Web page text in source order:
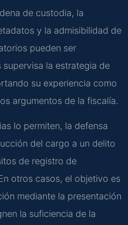
de custodia, la
y la admisibilidad de
pueden ser
supervisa la estrategia de
su experiencia como
argumentos de la fiscalía.
lo permiten, la defensa
del cargo a un delito
de registro de
otros casos, el objetivo es
mediante la presentación
la suficiencia de la